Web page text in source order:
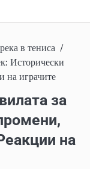
в тениса
Исторически
на играчите
за
на